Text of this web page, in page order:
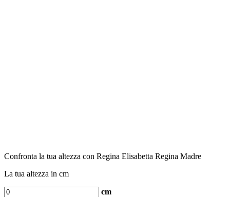
Confronta la tua altezza con Regina Elisabetta Regina Madre
La tua altezza in cm
cm